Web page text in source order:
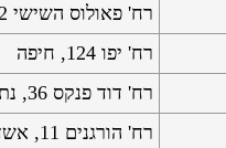
רח' פאולוס השישי 42, נצרת
רח' יפו 124, חיפה
רח' דוד פנקס 36, נתניה
רח' הורגנים 11, אשדוד